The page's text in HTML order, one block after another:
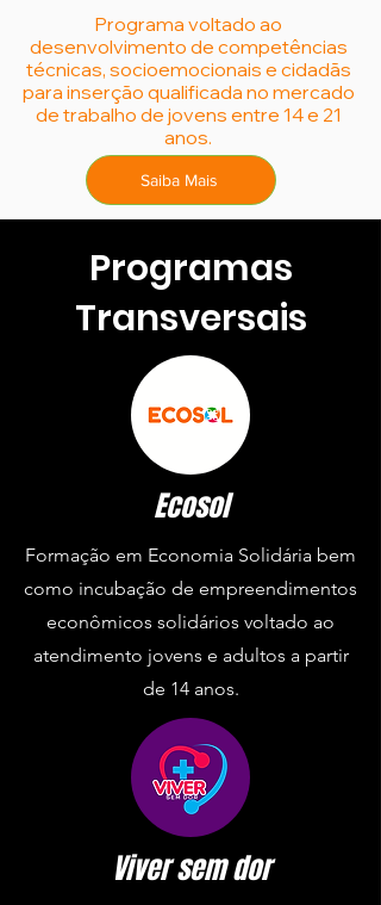
Programa voltado ao
desenvolvimento de competências
técnicas, socioemocionais e cidadãs
para inserção qualificada no mercado
de trabalho de jovens entre 14 e 21
anos.
Saiba Mais
Programas
Transversais
Ecosol
Formação em Economia Solidária bem
como incubação de empreendimentos
econômicos solidários voltado ao
atendimento jovens e adultos a partir
de 14 anos.
Viver sem dor